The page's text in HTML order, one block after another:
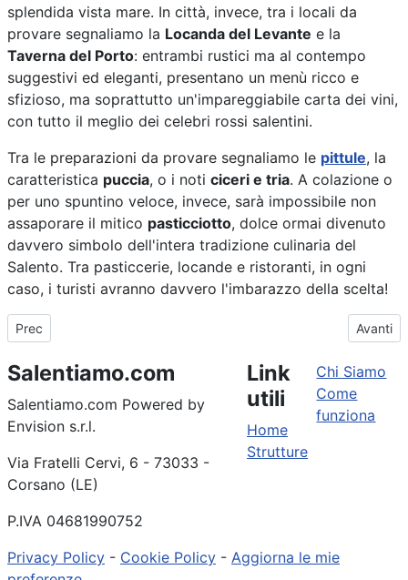
splendida vista mare. In città, invece, tra i locali da
provare segnaliamo la Locanda del Levante e la
Taverna del Porto: entrambi rustici ma al contempo
suggestivi ed eleganti, presentano un menù ricco e
sfizioso, ma soprattutto un'impareggiabile carta dei vini,
con tutto il meglio dei celebri rossi salentini.
Tra le preparazioni da provare segnaliamo le pittule, la
caratteristica puccia, o i noti ciceri e tria. A colazione o
per uno spuntino veloce, invece, sarà impossibile non
assaporare il mitico pasticciotto, dolce ormai divenuto
davvero simbolo dell'intera tradizione culinaria del
Salento. Tra pasticcerie, locande e ristoranti, in ogni
caso, i turisti avranno davvero l'imbarazzo della scelta!
Articolo precedente: Ortelle: storia, cosa vedere e appuntamenti
Prec Articolo
Avanti
Salentiamo.com
Salentiamo.com Powered by
Envision s.r.l.
Via Fratelli Cervi, 6 - 73033 -
Corsano (LE)
P.IVA 04681990752
Link
utili
Home
Strutture
Chi Siamo
Come
funziona
Privacy Policy - Cookie Policy - Aggiorna le mie